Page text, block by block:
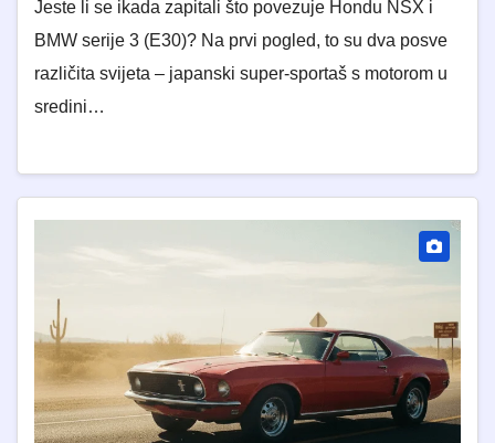
Jeste li se ikada zapitali što povezuje Hondu NSX i
BMW serije 3 (E30)? Na prvi pogled, to su dva posve
različita svijeta – japanski super-sportaš s motorom u
sredini…